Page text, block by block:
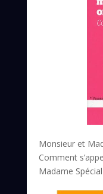
Monsieur et
Comment
Madame